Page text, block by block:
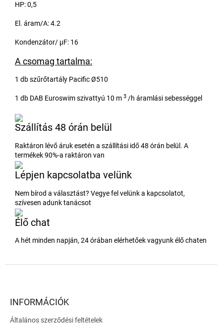
HP: 0,5
El. áram/A: 4.2
Kondenzátor/ μF: 16
A csomag tartalma:
1 db szűrőtartály Pacific Ø510
1 db DAB Euroswim szivattyú 10 m 3 /h áramlási sebességgel
Szállítás 48 órán belül
Raktáron lévő áruk esetén a szállítási idő 48 órán belül. A
termékek 90%-a raktáron van
Lépjen kapcsolatba velünk
Nem bírod a választást? Vegye fel velünk a kapcsolatot,
szívesen adunk tanácsot
Élő chat
A hét minden napján, 24 órában elérhetőek vagyunk élő chaten
INFORMÁCIÓK
Általános szerződési feltételek